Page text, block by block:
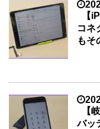
【
コネ
もそ
【
バッ